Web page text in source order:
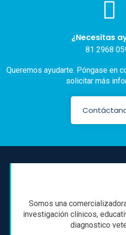
¿Necesitas
81 2968
Queremos ayudarte. Póngase en
solicitar más
Somos una
investigación clínicos,
diagnostico